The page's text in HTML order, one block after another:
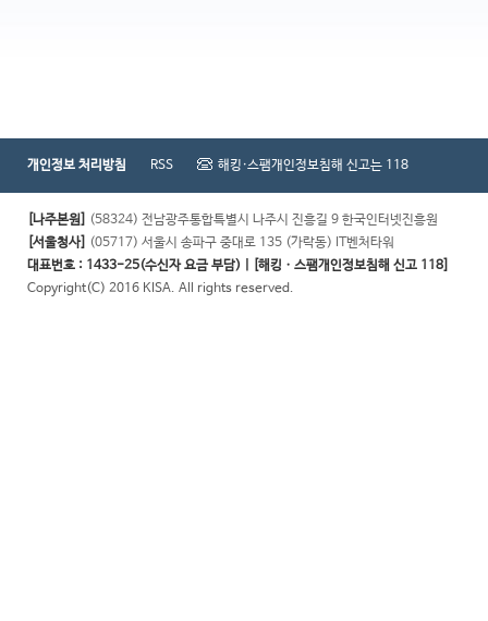
개인정보 처리방침 RSS 해킹·스팸개인정보침해 신고는 118
[나주본원] (58324) 전남광주통합특별시 나주시 진흥길 9 한국인터넷진흥원
[서울청사] (05717) 서울시 송파구 중대로 135 (가락동) IT벤처타워
대표번호 : 1433-25(수신자 요금 부담) | [해킹ㆍ스팸개인정보침해 신고 118]
Copyright(C) 2016 KISA. All rights reserved.